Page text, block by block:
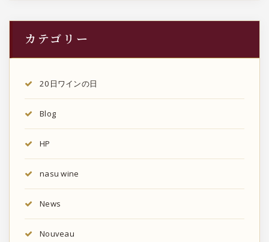
カテゴリー
20日ワインの日
Blog
HP
nasu wine
News
Nouveau